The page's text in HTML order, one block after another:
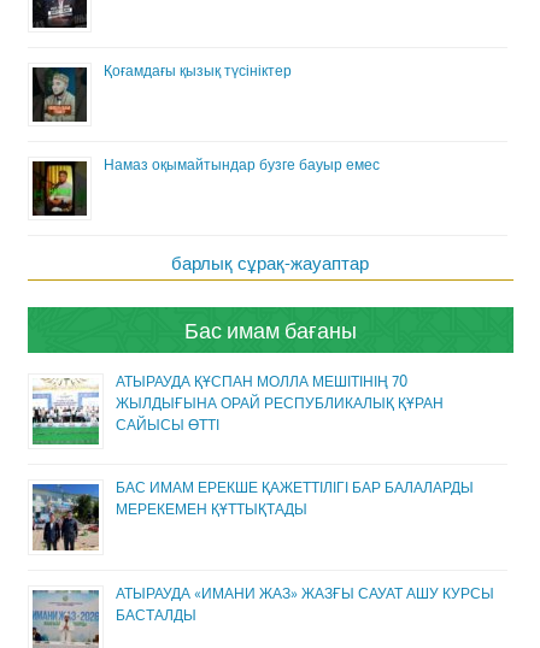
Қоғамдағы қызық түсініктер
Намаз оқымайтындар бузге бауыр емес
барлық сұрақ-жауаптар
Бас имам бағаны
АТЫРАУДА ҚҰСПАН МОЛЛА МЕШІТІНІҢ 70
ЖЫЛДЫҒЫНА ОРАЙ РЕСПУБЛИКАЛЫҚ ҚҰРАН
САЙЫСЫ ӨТТІ
БАС ИМАМ ЕРЕКШЕ ҚАЖЕТТІЛІГІ БАР БАЛАЛАРДЫ
МЕРЕКЕМЕН ҚҰТТЫҚТАДЫ
АТЫРАУДА «ИМАНИ ЖАЗ» ЖАЗҒЫ САУАТ АШУ КУРСЫ
БАСТАЛДЫ